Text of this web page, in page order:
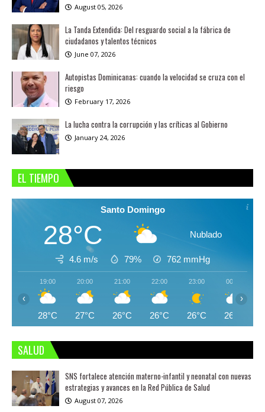
August 05, 2026
La Tanda Extendida: Del resguardo social a la fábrica de
ciudadanos y talentos técnicos
June 07, 2026
Autopistas Dominicanas: cuando la velocidad se cruza con el
riesgo
February 17, 2026
La lucha contra la corrupción y las críticas al Gobierno
January 24, 2026
EL TIEMPO
Santo Domingo
28°C Nublado
4.6 m/s 79% 762 mmHg
19:00
28°C
20:00
27°C
21:00
26°C
22:00
26°C
23:00
26°C
00:00
26°C
‹ ›
SALUD
SNS fortalece atención materno-infantil y neonatal con nuevas
estrategias y avances en la Red Pública de Salud
August 07, 2026